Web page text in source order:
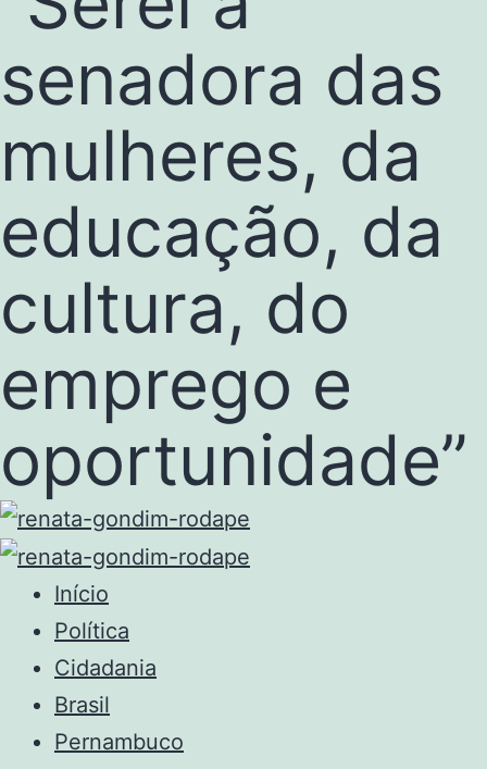
senadora das
mulheres, da
educação, da
cultura, do
emprego e
oportunidade”
Início
Política
Cidadania
Brasil
Pernambuco